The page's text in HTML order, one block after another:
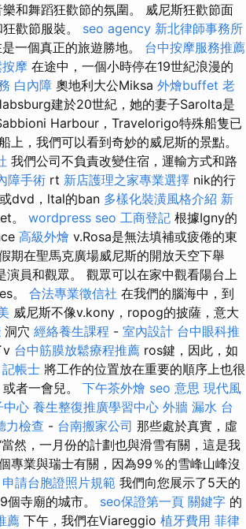
和舞蹈狂歡節的氛圍。 威尼斯狂歡節面
歡節服裝。 seo agency 新北律師事務所
一個真正的旅遊勝地。 台中按摩服務推薦
摩 在途中，一個小時停在19世紀浪漫的
白內障 奧地利大公Miksa 外燴buffet 老
建於20世紀，她的妻子Sarolta是
Harbour，Travelorigo特殊船隻已
，我們可以看到奇妙的威尼斯的景點。
我們公司不負責改變住宿，運輸方式和路
障手術 rt 新店護理之家專業選擇 nik的行
dvd，ltal的ban 多樣化裝潢風格介紹 新
。 wordpress seo 工商登記 根據Igny的
高級外燴 v.Rosa是無法填補或疲倦的東
期在聖馬克廣場威尼斯的開放天空下舉
員和觀眾。 觀眾可以在家中觀看陽台上
。 合法專業徵信社 在我們的腦海中，到
威尼斯不像v.kony，ropog的披薩，意大
洞穴 經絡養生課程 - 室內設計 台中眼科推
v 台中筋膜放鬆療程推薦 ros鍵，因此，如
記帳士 將工作的位置放在重要的順序上也很
者一會兒。 下午茶外燴 seo 意思 現代風
中心 養生整復推廣學習中心 外牆 漏水 台
力檢查 - 台南搬家公司 那些處於真實，虛
當然，一月份的計劃也與滑雪有關，這是我
專業與瑞士有關，因為99％的雪峰山峰沒
申請台胞證照片規範 我們向您展示了5天的
寺廟的城市。 seo保證第一頁 關鍵字 的
薦 下午，我們在Viareggio 植牙費用 菲律